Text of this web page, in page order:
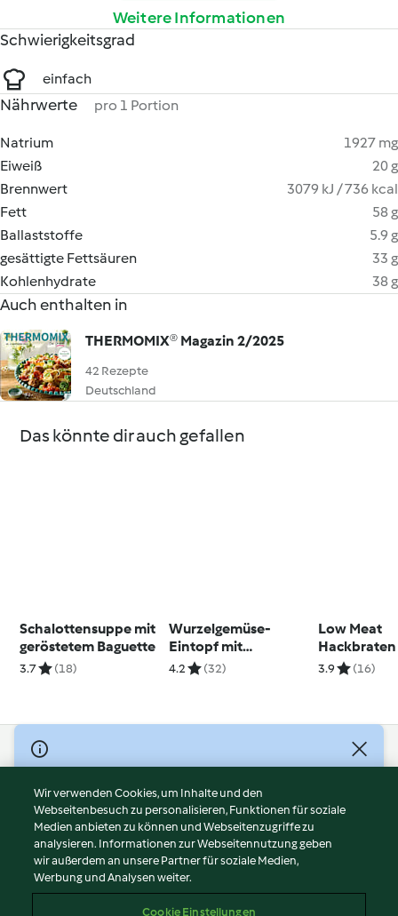
Weitere Informationen
Schwierigkeitsgrad
einfach
Nährwerte pro 1 Portion
Natrium
1927 mg
Eiweiß
20 g
Brennwert
3079 kJ / 736 kcal
Fett
58 g
Ballaststoffe
5.9 g
gesättigte Fettsäuren
33 g
Kohlenhydrate
38 g
Auch enthalten in
THERMOMIX® Magazin 2/2025
42 Rezepte
Deutschland
Das könnte dir auch gefallen
Schalottensuppe mit
geröstetem Baguette
3.7 (18)
Wurzelgemüse-
Eintopf mit
Fleischbällchen
4.2 (32)
Low Meat
Hackbraten
3.9 (16)
© Copyright 2026
Nutzungsbedingungen
Datenschutzrichtlinien
Disclaimer
Impressum
Cookies
Wir verwenden Cookies, um Inhalte und den
Webseitenbesuch zu personalisieren, Funktionen für soziale
Medien anbieten zu können und Webseitenzugriffe zu
analysieren. Informationen zur Webseitennutzung geben
wir außerdem an unsere Partner für soziale Medien,
Werbung und Analysen weiter.
Cookie Einstellungen